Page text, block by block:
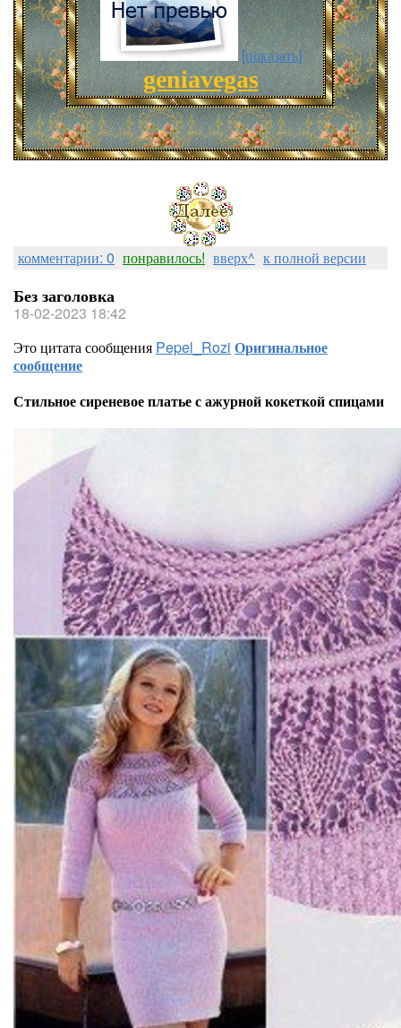
[показать]
geniavegas
комментарии: 0 понравилось! вверх^ к полной версии
Без заголовка
18-02-2023 18:42
Это цитата сообщения Pepel_Rozi Оригинальное
сообщение
Стильное сиреневое платье с ажурной кокеткой спицами